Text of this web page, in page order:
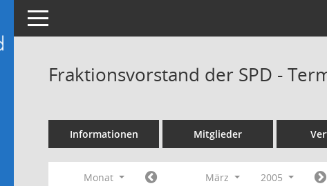
Toggle navigation
Fraktionsvorstand der SPD -
Informationen Mitglieder
Monat März 2005